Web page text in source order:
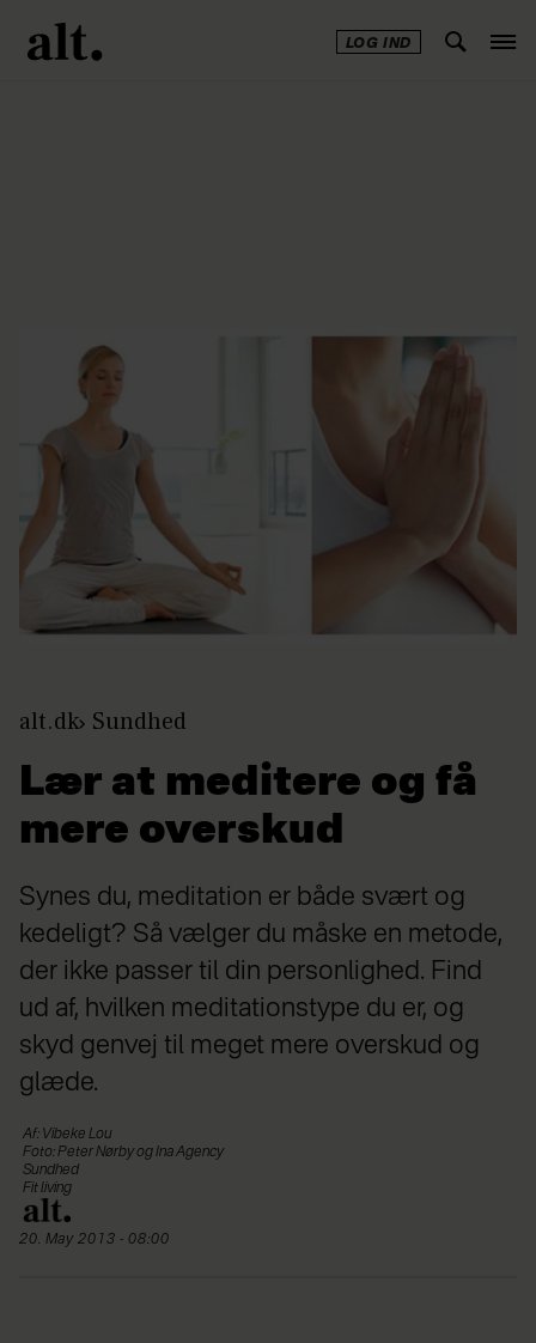
LOG IND
alt.dk Sundhed
Lær at meditere og få
mere overskud
Synes du, meditation er både svært og
kedeligt? Så vælger du måske en metode,
der ikke passer til din personlighed. Find
ud af, hvilken meditationstype du er, og
skyd genvej til meget mere overskud og
glæde.
Af: Vibeke Lou
Foto: Peter Nørby og Ina Agency
Sundhed
Fit living
20. May 2013 - 08:00